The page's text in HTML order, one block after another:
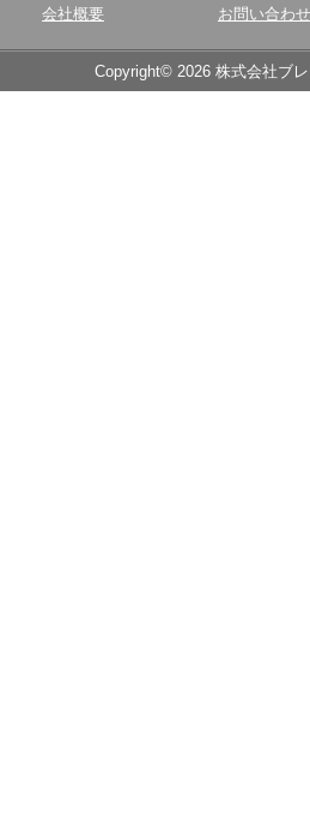
会社概要 お問い合わせ
Copyright© 2026 株式会社ブ